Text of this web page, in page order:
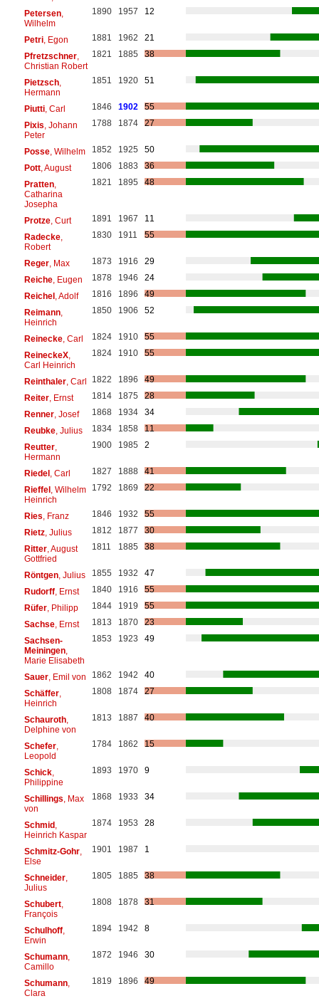
Petersen,
Wilhelm
1890 1957 12
Petri, Egon 1881 1962
21
Pfretzschner,
Christian Robert
1821 1885 38
Pietzsch,
Hermann
1851 1920 51
Piutti, Carl 1846 1902
55
Pixis , Johann
Peter
1788 1874 27
Posse, Wilhelm 1852 1925
50
Pott, August 1806 1883
36
Pratten,
Catharina
Josepha
1821 1895 48
Protze, Curt 1891 1967
11
Radecke,
Robert
1830 1911 55
Reger, Max 1873 1916
29
Reiche, Eugen 1878 1946
24
Reichel, Adolf 1816 1896
49
Reimann,
Heinrich
1850 1906 52
Reinecke, Carl 1824 1910
55
ReineckeX,
Carl Heinrich
1824 1910 55
Reinthaler, Carl 1822 1896
49
Reiter, Ernst 1814 1875
28
Renner, Josef 1868 1934
34
Reubke, Julius 1834 1858
11
Reutter,
Hermann
1900 1985 2
Riedel, Carl 1827 1888
41
Rieffel, Wilhelm
Heinrich
1792 1869 22
Ries , Franz 1846 1932
55
Rietz, Julius 1812 1877
30
Ritter, August
Gottfried
1811 1885 38
Röntgen, Julius 1855 1932
47
Rudorff, Ernst 1840 1916
55
Rüfer, Philipp 1844 1919
55
Sachse, Ernst 1813 1870
23
Sachsen-
Meiningen,
Marie Elisabeth
1853 1923 49
Sauer, Emil von 1862 1942
40
Schäffer,
Heinrich
1808 1874 27
Schauroth,
Delphine von
1813 1887 40
Schefer,
Leopold
1784 1862 15
Schick,
Philippine
1893 1970 9
Schillings , Max
von
1868 1933 34
Schmid,
Heinrich Kaspar
1874 1953 28
Schmitz-Gohr,
Else
1901 1987 1
Schneider,
Julius
1805 1885 38
Schubert,
François
1808 1878 31
Schulhoff,
Erwin
1894 1942 8
Schumann,
Camillo
1872 1946 30
Schumann,
Clara
1819 1896 49